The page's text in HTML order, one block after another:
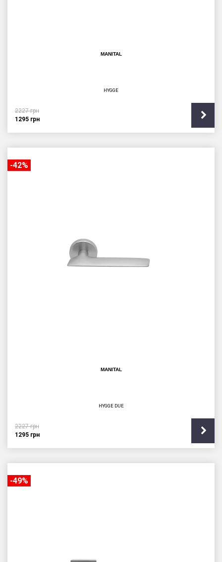
MANITAL
HYGGE
2227грн
1295 грн
-42%
MANITAL
HYGGE DUE
2227грн
1295 грн
-49%